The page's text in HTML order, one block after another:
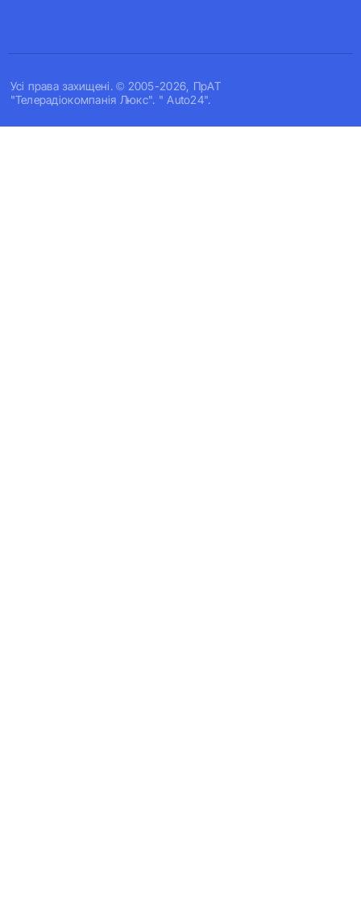
Усi права захищенi. © 2005-2026, ПрАТ
"Телерадіокомпанія Люкс". " Auto24".